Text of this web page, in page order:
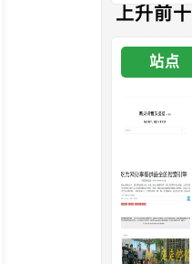
上升前十
站点